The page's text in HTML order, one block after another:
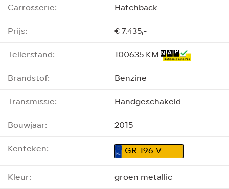
Carrosserie:
Hatchback
Prijs:
€ 7.435,-
Tellerstand:
100635 KM
Brandstof:
Benzine
Transmissie:
Handgeschakeld
Bouwjaar:
2015
Kenteken:
GR-196-V
Kleur:
groen metallic